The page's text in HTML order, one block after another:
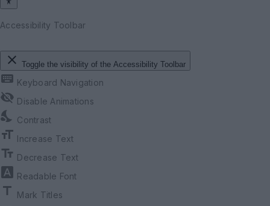
Accessibility Toolbar
close Toggle the visibility of the Accessibility Toolbar
keyboard Keyboard Navigation
visibility_off Disable Animations
nights_stay Contrast
format_size Increase Text
text_fields Decrease Text
font_download Readable Font
title Mark Titles